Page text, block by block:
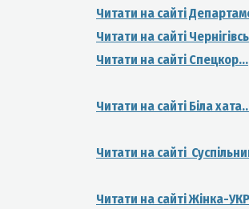
Читати на сайті
Читати на сайті
Читати на сайті Спецкор...
Читати на сайті Біла
Читати на сайті
Читати на сайті Жінка-